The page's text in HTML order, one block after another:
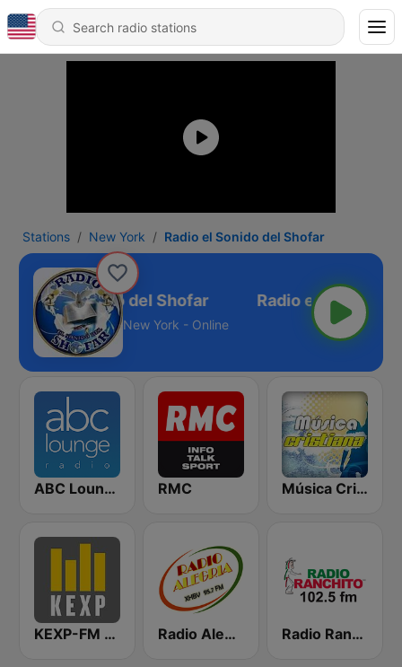
Stations New York Radio el Sonido del Shofar
Radio el Sonido del Shofar
New York - Online
ABC Lounge Jazz RMC Música Cristiana
KEXP-FM 90.3 Radio Alegría 95.7 FM Radio Ranchito